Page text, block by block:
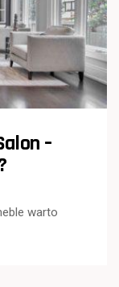
–
warto